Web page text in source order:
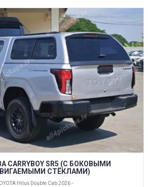
CARRYBOY SR5 (С БОКОВЫМИ
СТЁКЛАМИ)
Hilux Double Cab 2026 -